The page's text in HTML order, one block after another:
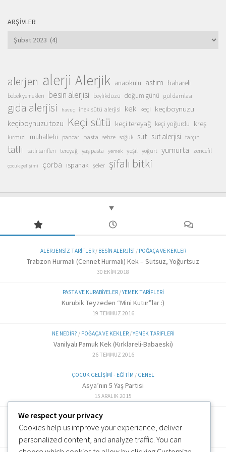
ARŞIVLER
Arşivler
alerjen alerji Alerjik anaokulu astım bahareli
bebek yemekleri besin alerjisi beylikdüzü doğum günü gül damlası
gıda alerjisi havuç inek sütü alerjisi kek keçi keçiboynuzu
keçiboynuzu tozu Keçi sütü keçi tereyağ keçi yoğurdu kreş
kırmızı muhallebi pancar pasta sebze soğuk süt süt alerjisi tarçın
tatlı tatlı tarifleri tereyağ yaş pasta yemek yeşil yoğurt yumurta zencefil
çocuk gelişimi çorba ıspanak şeker şifalı bitki
ALERJENSIZ TARIFLER/ BESIN ALERJISI / POĞAÇA VE KEKLER
Trabzon Hurmalı (Cennet Hurmalı) Kek – Sütsüz, Yoğurtsuz
30 EKIM 2018
PASTA VE KURABIYELER/YEMEK TARIFLERI
Kurubik Teyzeden “Mini Kutıır”lar :)
19 TEMMUZ 2016
NE NEDIR? / POĞAÇA VE KEKLER/YEMEK TARIFLERI
Vanilyalı Pamuk Kek (Kırklareli-Babaeski)
26 TEMMUZ 2016
ÇOCUK GELIŞIMI - EĞITIM / GENEL
Asya’nın 5 Yaş Partisi
15 ARALIK 2015
ALTERNATIF TARIFLER
Labne Peynir Yapımı (6 ve üzeri)
3 OCAK 2019
We respect your privacy
Cookies help us improve your experience, deliver
personalized content, and analyze traffic. You can